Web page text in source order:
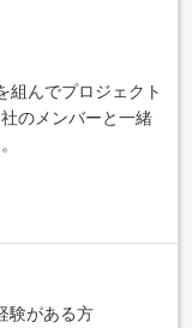
組んでプロジェクト
のメンバーと一緒
験がある方